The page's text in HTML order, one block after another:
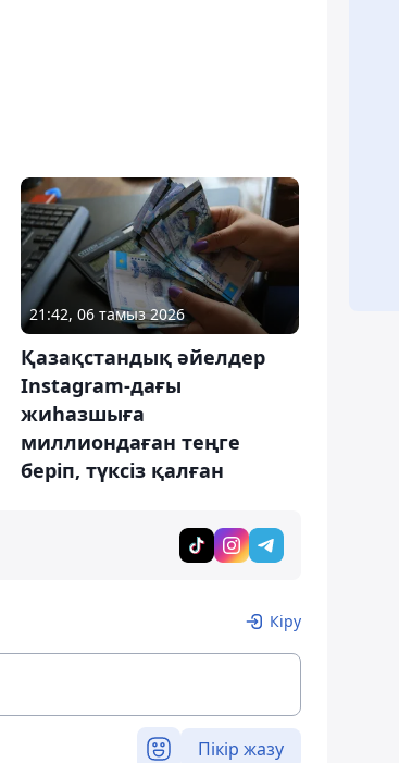
21:42, 06 тамыз 2026
Қазақстандық әйелдер
Instagram-дағы
жиһазшыға
миллиондаған теңге
беріп, түксіз қалған
Кіру
Пікір жазу